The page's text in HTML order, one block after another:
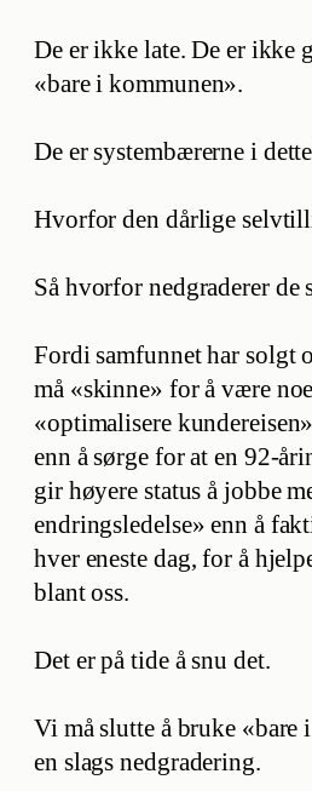
De er ikke late. De er ikke
«bare i kommunen».
De er systembærerne i
Hvorfor den dårlige
Så hvorfor nedgraderer de
Fordi samfunnet har solgt
må «skinne» for å være
«optimalisere
enn å sørge for at en 92-
gir høyere status å jobbe
endringsledelse» enn å
hver eneste dag, for å
blant oss.
Det er på tide å snu det.
Vi må slutte å bruke «bare
en slags nedgradering.